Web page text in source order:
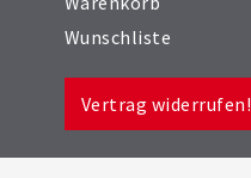
Wunschliste
Vertrag widerrufen!